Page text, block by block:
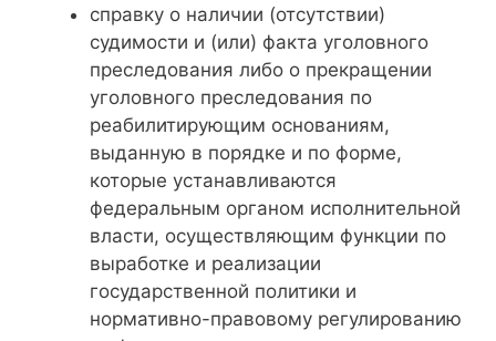
справку о наличии (отсутствии)
судимости и (или) факта уголовного
преследования либо о прекращении
уголовного преследования по
реабилитирующим основаниям,
выданную в порядке и по форме,
которые устанавливаются
федеральным органом исполнительной
власти, осуществляющим функции по
выработке и реализации
государственной политики и
нормативно-правовому регулированию